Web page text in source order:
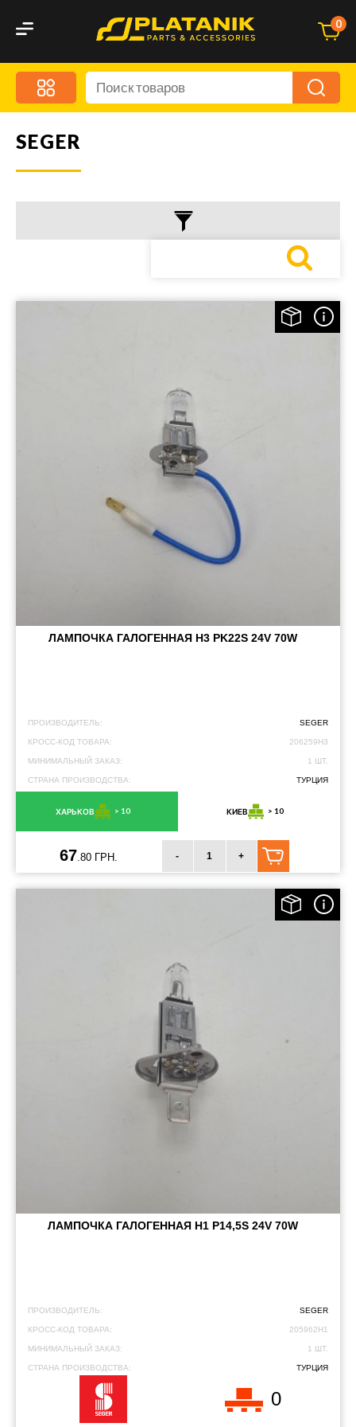
0
Акционные предложения
Дорожные аксессуары
Автохимия и уход
Малый коммерческий транспорт
Маркировочные знаки и светоотражатели
Пневматические соединения
Инструменты
Оснащение прицепов
SEGER
ЛАМПОЧКА ГАЛОГЕННАЯ H3 PK22S 24V 70W
ПРОИЗВОДИТЕЛЬ: SEGER
КРОСС-КОД ТОВАРА: 206259H3
МИНИМАЛЬНЫЙ ЗАКАЗ: 1 ШТ.
СТРАНА ПРОИЗВОДСТВА: ТУРЦИЯ
ХАРЬКОВ > 10 КИЕВ > 10
67 .80 ГРН. - +
ЛАМПОЧКА ГАЛОГЕННАЯ H1 P14,5S 24V 70W
ПРОИЗВОДИТЕЛЬ: SEGER
КРОСС-КОД ТОВАРА: 205962H1
МИНИМАЛЬНЫЙ ЗАКАЗ: 1 ШТ.
СТРАНА ПРОИЗВОДСТВА: ТУРЦИЯ
0